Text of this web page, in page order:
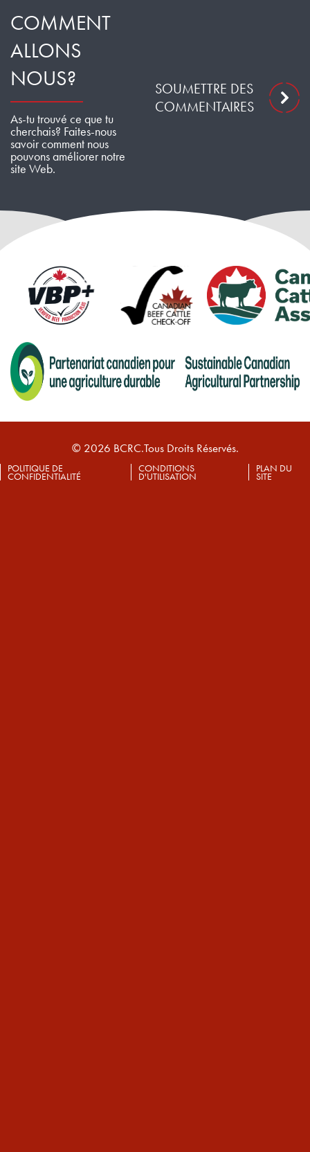
COMMENT
ALLONS
NOUS?
As-tu trouvé ce que tu
cherchais? Faites-nous
savoir comment nous
pouvons améliorer notre
site Web.
SOUMETTRE DES
COMMENTAIRES
© 2026 BCRC.Tous Droits Réservés.
POLITIQUE DE
CONFIDENTIALITÉ
CONDITIONS
D'UTILISATION
PLAN DU
SITE